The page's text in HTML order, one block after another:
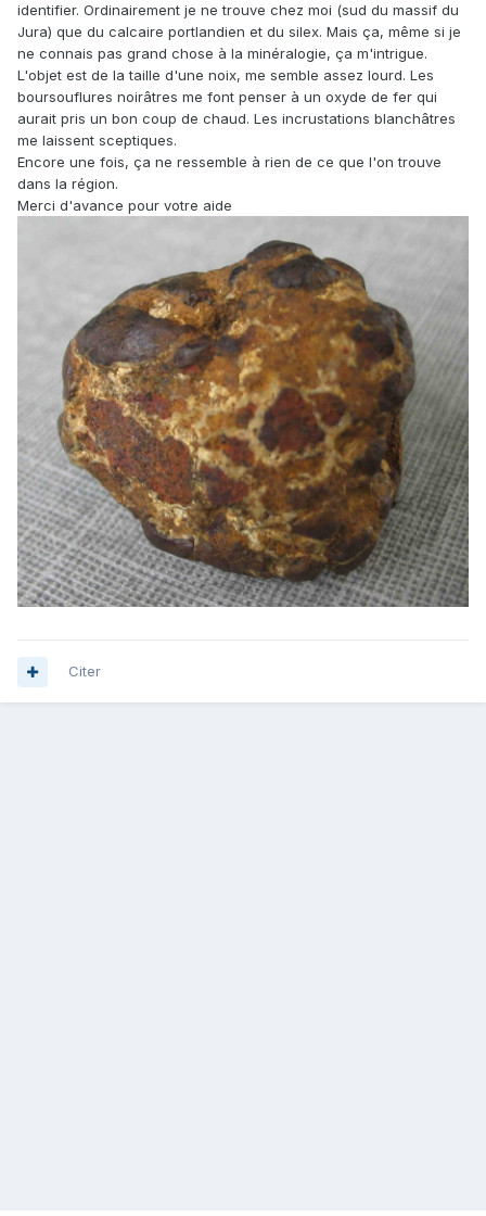
identifier. Ordinairement je ne trouve chez moi (sud du massif du
Jura) que du calcaire portlandien et du silex. Mais ça, même si je
ne connais pas grand chose à la minéralogie, ça m'intrigue.
L'objet est de la taille d'une noix, me semble assez lourd. Les
boursouflures noirâtres me font penser à un oxyde de fer qui
aurait pris un bon coup de chaud. Les incrustations blanchâtres
me laissent sceptiques.
Encore une fois, ça ne ressemble à rien de ce que l'on trouve
dans la région.
Merci d'avance pour votre aide
Citer